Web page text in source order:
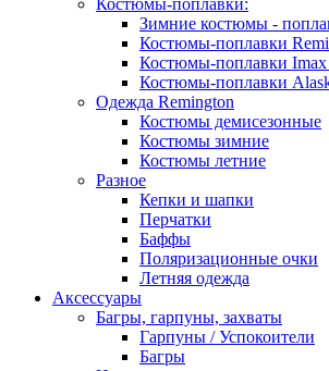
Костюмы-поплавки:
Зимние костюмы -
Костюмы-поплавки
Костюмы-поплавки
Костюмы-поплавки
Одежда Remington
Костюмы демисезонные
Костюмы зимние
Костюмы летние
Разное
Кепки и шапки
Перчатки
Баффы
Поляризационные очки
Летняя одежда
Аксессуары
Багры, гарпуны, захваты
Гарпуны / Успокоители
Багры